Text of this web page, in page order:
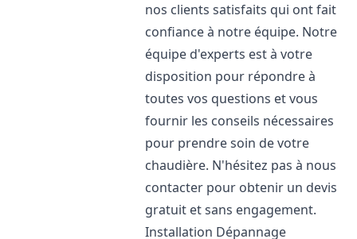
nos clients satisfaits qui ont fait
confiance à notre équipe. Notre
équipe d'experts est à votre
disposition pour répondre à
toutes vos questions et vous
fournir les conseils nécessaires
pour prendre soin de votre
chaudière. N'hésitez pas à nous
contacter pour obtenir un devis
gratuit et sans engagement.
Installation Dépannage